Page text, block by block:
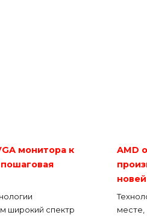
монитора к
пошаговая
широкий спектр
AMD
месте,